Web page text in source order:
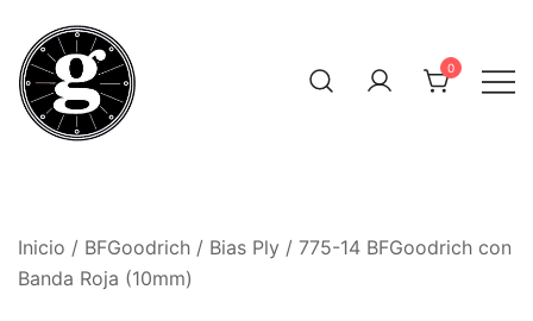
contenido
0
Inicio / BFGoodrich / Bias Ply / 775-14 BFGoodrich con
Banda Roja (10mm)